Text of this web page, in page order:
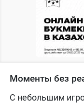
Моменты без
С небольшим